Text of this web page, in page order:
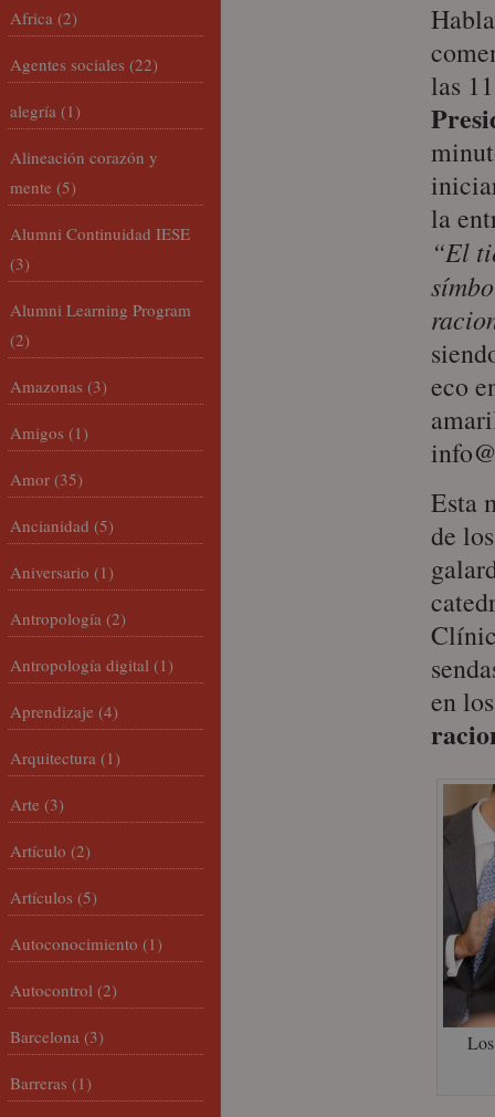
las
la
“El
eco
Esta
de
en
Africa (2)
Agentes sociales (22)
alegría (1)
Alineación corazón y
mente (5)
Alumni Continuidad IESE
(3)
Alumni Learning Program
(2)
Amazonas (3)
Amigos (1)
Amor (35)
Ancianidad (5)
Aniversario (1)
Antropología (2)
Antropología digital (1)
Aprendizaje (4)
Arquitectura (1)
Arte (3)
Artículo (2)
Artículos (5)
Autoconocimiento (1)
Autocontrol (2)
Barcelona (3)
Barreras (1)